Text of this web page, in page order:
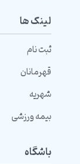
لینک ها
ثبت نام
قهرمانان
شهریه
بیمه ورزشی
باشگاه